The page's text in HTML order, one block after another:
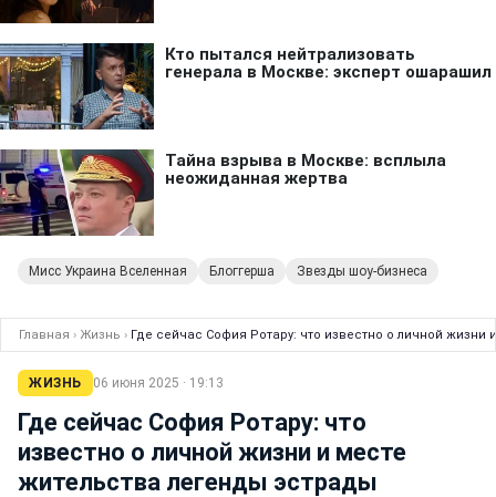
Мисс Украина Вселенная Блоггерша Звезды шоу-бизнеса
Главная › Жизнь › Где сейчас София Ротару: что известно о личной жизни
ЖИЗНЬ 06 июня 2025 · 19:13
Где сейчас София Ротару: что
известно о личной жизни и месте
жительства легенды эстрады